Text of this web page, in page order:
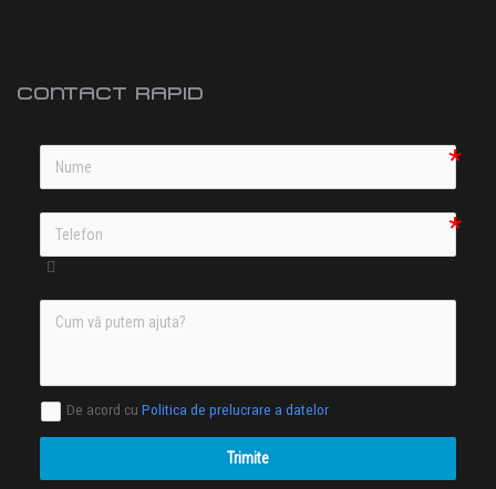
CONTACT RAPID
De acord cu Politica de prelucrare a datelor
Trimite